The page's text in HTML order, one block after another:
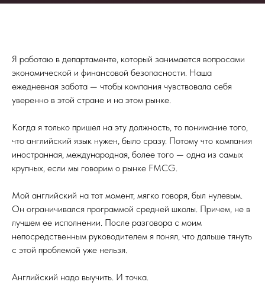
Я работаю в департаменте, который занимается вопросами
экономической и финансовой безопасности. Наша
ежедневная забота — чтобы компания чувствовала себя
уверенно в этой стране и на этом рынке.
Когда я только пришел на эту должность, то понимание того,
что английский язык нужен, было сразу. Потому что компания
иностранная, международная, более того — одна из самых
крупных, если мы говорим о рынке FMCG.
Мой английский на тот момент, мягко говоря, был нулевым.
Он ограничивался программой средней школы. Причем, не в
лучшем ее исполнении. После разговора с моим
непосредственным руководителем я понял, что дальше тянуть
с этой проблемой уже нельзя.
Английский надо выучить. И точка.